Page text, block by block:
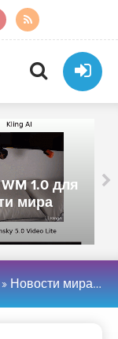
1.0 для
мира
» Новости мира Интернет